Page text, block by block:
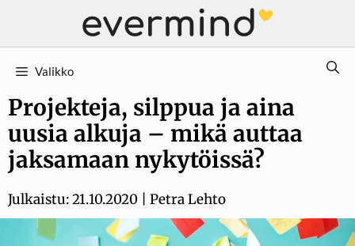
Valikko
Projekteja, silppua ja aina
uusia alkuja – mikä auttaa
jaksamaan nykytöissä?
Julkaistu:21.10.2020 Petra Lehto